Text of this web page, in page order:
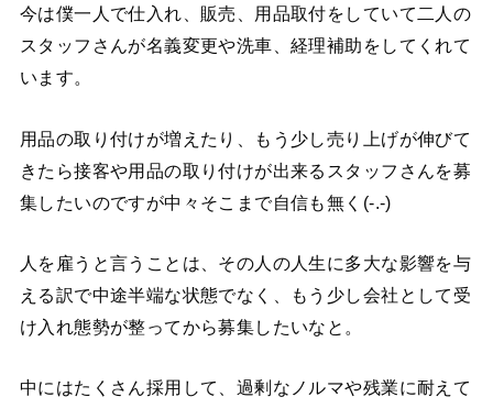
今は僕一人で仕入れ、販売、用品取付をしていて二人の
スタッフさんが名義変更や洗車、経理補助をしてくれて
います。
用品の取り付けが増えたり、もう少し売り上げが伸びて
きたら接客や用品の取り付けが出来るスタッフさんを募
集したいのですが中々そこまで自信も無く(-.-)
人を雇うと言うことは、その人の人生に多大な影響を与
える訳で中途半端な状態でなく、もう少し会社として受
け入れ態勢が整ってから募集したいなと。
中にはたくさん採用して、過剰なノルマや残業に耐えて